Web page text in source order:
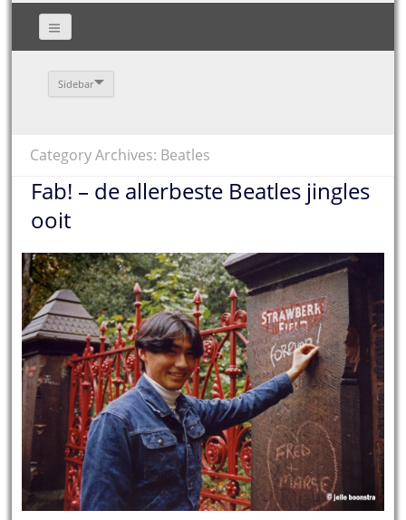
Sidebar
Category Archives: Beatles
Fab! – de allerbeste Beatles jingles
ooit